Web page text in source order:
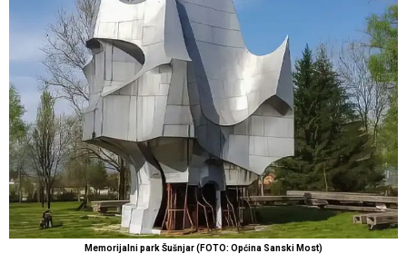
Memorijalni park Šušnjar (FOTO: Općina Sanski Most)